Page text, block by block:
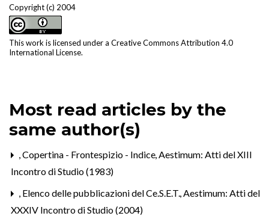
Copyright (c) 2004
This work is licensed under a Creative Commons Attribution 4.0
International License.
Most read articles by the
same author(s)
,Copertina - Frontespizio - Indice,Aestimum: Atti del XIII
Incontro di Studio (1983)
, Elenco delle pubblicazioni del Ce.S.E.T.,Aestimum: Atti del
XXXIV Incontro di Studio (2004)